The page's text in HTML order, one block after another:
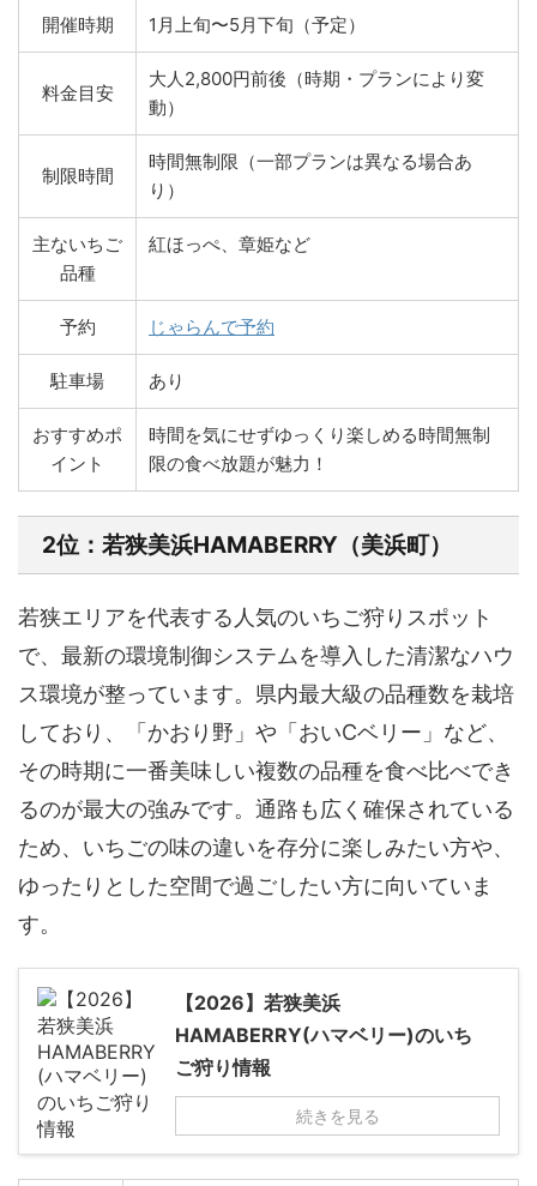
開催時期 1月上旬〜5月下旬（予定）
料金目安
大人2,800円前後（時期・プランにより変
動）
制限時間
時間無制限（一部プランは異なる場合あ
り）
主ないちご
品種
紅ほっぺ、章姫など
予約 じゃらんで予約
駐車場 あり
おすすめポ
イント
時間を気にせずゆっくり楽しめる時間無制
限の食べ放題が魅力！
2位：若狭美浜HAMABERRY（美浜町）
若狭エリアを代表する人気のいちご狩りスポット
で、最新の環境制御システムを導入した清潔なハウ
ス環境が整っています。県内最大級の品種数を栽培
しており、「かおり野」や「おいCベリー」など、
その時期に一番美味しい複数の品種を食べ比べでき
るのが最大の強みです。通路も広く確保されている
ため、いちごの味の違いを存分に楽しみたい方や、
ゆったりとした空間で過ごしたい方に向いていま
す。
【2026】若狭美浜
HAMABERRY(ハマベリー)のいち
ご狩り情報
続きを見る